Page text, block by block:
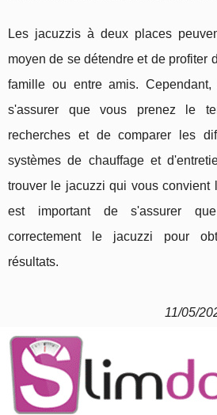
Les jacuzzis à deux places
moyen de se détendre et de profiter
famille ou entre amis.
s'assurer que vous prenez le
recherches et de comparer les
systèmes de chauffage et
trouver le jacuzzi qui vous convient
est important de s'assurer
correctement le jacuzzi pour
résultats.
11/05/